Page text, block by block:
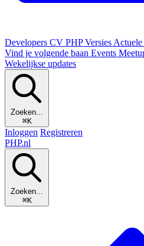
Developers CV PHP Versies
Vind je volgende baan Events
Wekelijkse updates
Zoeken...
⌘K
Inloggen Registreren
PHP.nl
Zoeken...
⌘K